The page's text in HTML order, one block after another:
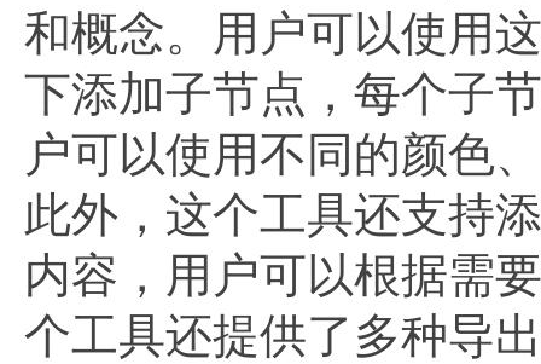
和概念。用户可以使用
下添加子节点，每个子
户可以使用不同的颜色
此外，这个工具还支持
内容，用户可以根据需
个工具还提供了多种导